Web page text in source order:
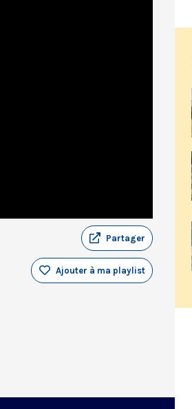
Partager
Ajouter à ma playlist